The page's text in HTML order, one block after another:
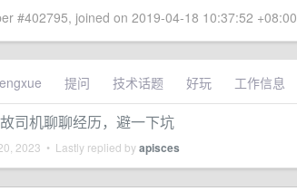
#402795, joined on 2019-04-18 10:37:52 +08:00
提问 技术话题 好玩 工作信息
司机聊聊经历，避一下坑
2023 • Lastly replied byapisces